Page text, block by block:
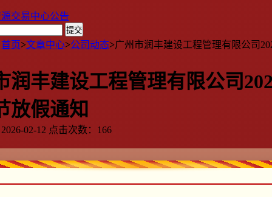
交易中心公告
首页>文章中心>公司动态>广州市润丰建设工程管理有限公司
润丰建设工程管理有限公司
放假通知
02-12 点击次数：166